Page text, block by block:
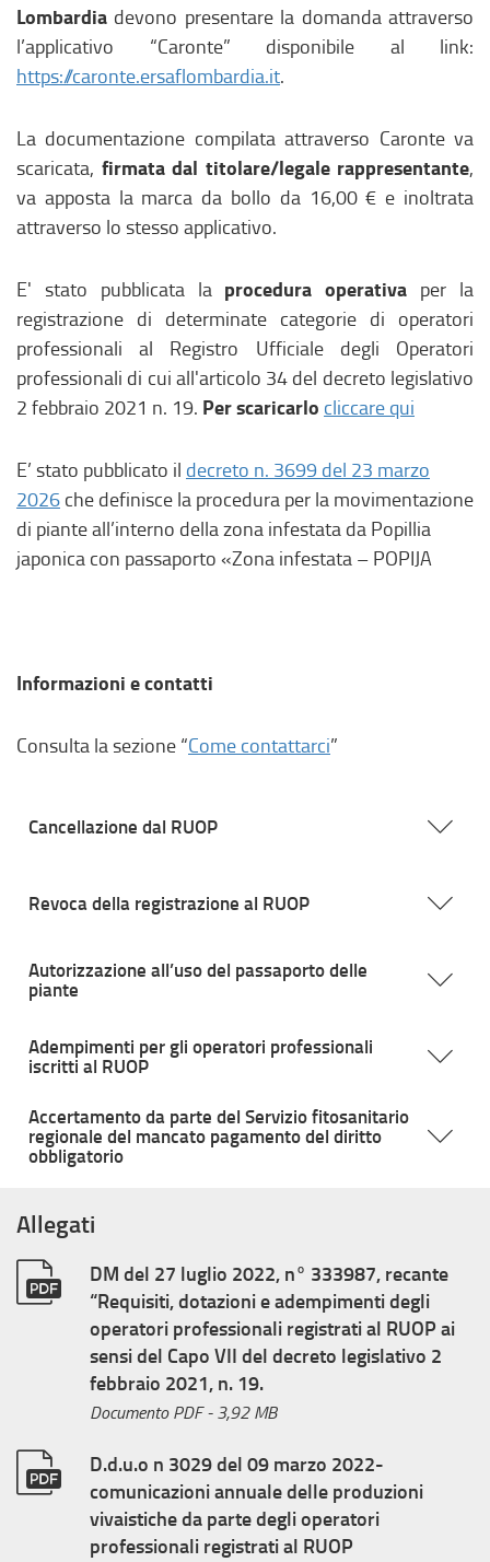
Lombardia devono presentare la domanda attraverso
l’applicativo “Caronte” disponibile al link:
https://caronte.ersaflombardia.it.
La documentazione compilata attraverso Caronte va
scaricata, firmata dal titolare/legale rappresentante,
va apposta la marca da bollo da 16,00 € e inoltrata
attraverso lo stesso applicativo.
E' stato pubblicata la procedura operativa per la
registrazione di determinate categorie di operatori
professionali al Registro Ufficiale degli Operatori
professionali di cui all'articolo 34 del decreto legislativo
2 febbraio 2021 n. 19. Per scaricarlo cliccare qui
E’ stato pubblicato il decreto n. 3699 del 23 marzo
2026 che definisce la procedura per la movimentazione
di piante all’interno della zona infestata da Popillia
japonica con passaporto «Zona infestata – POPIJA
Informazioni e contatti
Consulta la sezione “Come contattarci”
Cancellazione dal RUOP
Revoca della registrazione al RUOP
Autorizzazione all’uso del passaporto delle
piante
Adempimenti per gli operatori professionali
iscritti al RUOP
Accertamento da parte del Servizio fitosanitario
regionale del mancato pagamento del diritto
obbligatorio
Allegati
DM del 27 luglio 2022, n° 333987, recante
“Requisiti, dotazioni e adempimenti degli
operatori professionali registrati al RUOP ai
sensi del Capo VII del decreto legislativo 2
febbraio 2021, n. 19.
Documento PDF- 3,92 MB
D.d.u.o n 3029 del 09 marzo 2022-
comunicazioni annuale delle produzioni
vivaistiche da parte degli operatori
professionali registrati al RUOP